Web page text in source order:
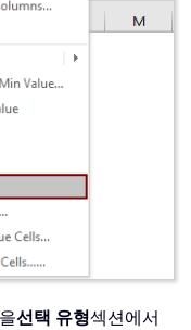
선택 유형섹션에서